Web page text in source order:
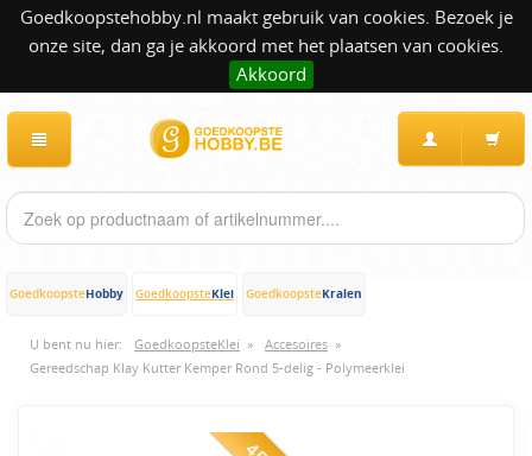
Goedkoopstehobby.nl maakt gebruik van cookies. Bezoek je
onze site, dan ga je akkoord met het plaatsen van cookies.
Akkoord
GoedkoopsteHobby GoedkoopsteKlei GoedkoopsteKralen
U bent nu hier: GoedkoopsteKlei » Accesoires »
Gereedschap Klay Kutter Kemper Rond 5-delig - Polymeerklei